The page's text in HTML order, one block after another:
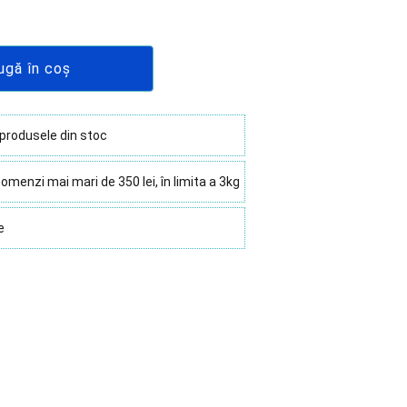
în coș
din stoc
mai mari de 350 lei, în limita a 3kg